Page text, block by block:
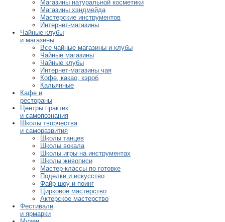
Магазины натуральной косметики
Магазины хэндмейда
Мастерские инструментов
Интернет-магазины
Чайные клубы
и магазины
Все чайные магазины и клубы
Чайные магазины
Чайные клубы
Интернет-магазины чая
Кофе, какао, кэроб
Кальянные
Кафе и
рестораны
Центры практик
и самопознания
Школы творчества
и саморазвития
Школы танцев
Школы вокала
Школы игры на инструментах
Школы живописи
Мастер-классы по готовке
Поделки и искусство
Файр-шоу и поинг
Цирковое мастерство
Актерское мастерство
Фестивали
и ярмарки